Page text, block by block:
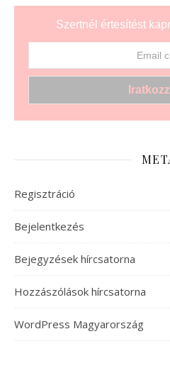
Szertnél értesítést
Regisztráció
Bejelentkezés
Bejegyzések hírcsatorna
Hozzászólások hírcsatorna
WordPress Magyarország